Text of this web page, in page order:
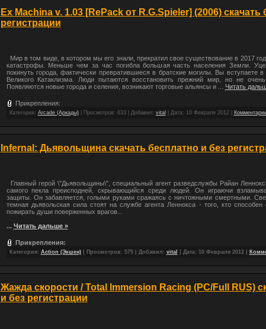
Ex Machina v. 1.03 [RePack от R.G.Spieler] (2006) скачать
регистрации
Мир в том виде, в котором мы его знали, прекратил свое существование в 2017
катастрофы. Меньше чем за час погибла большая часть населения Земли.
покинуть города, фактически превратившиеся в братские могилы. Вы вступаете
Великого Катаклизма. Люди пытаются восстановить прежний мир, но не
Появляются новые города и селения, возникают торговые альянсы и ... Читать
Прикрепления:
Категория: Arcade (Аркады)| Просмотров: 633 | Добавил: vital | Дата: 10 Февраля 2012|
Infernal: Дьявольщина скачать бесплатно и без
Главный герой \"Дьявольщины\", специальный агент разведслужбы Райан
самого пекла преисподней, скрывающийся среди людей. Он играючи
защиты. Он забавляется, голыми руками сражаясь с ничтожными смертными.
темная дьявольская сила стоят на службе агента Леннокса - того, кто
пожирать души поверженных врагов...
... Читать дальше »
Прикрепления:
Категория: Action (Экшен)| Просмотров: 575 | Добавил: vital | Дата: 10 Февраля 2012|
Жажда скорости / Total Immersion Racing (PC/Full RUS)
и без регистрации